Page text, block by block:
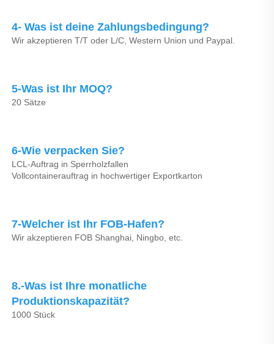
4- Was ist deine Zahlungsbedingung?
Wir akzeptieren T/T oder L/C, Western Union und Paypal.
5-Was ist Ihr MOQ?
20 Sätze
6-Wie verpacken Sie?
LCL-Auftrag in Sperrholzfallen
Vollcontainerauftrag in hochwertiger Exportkarton
7-Welcher ist Ihr FOB-Hafen?
Wir akzeptieren FOB Shanghai, Ningbo, etc.
8.-Was ist Ihre monatliche
Produktionskapazität?
1000 Stück